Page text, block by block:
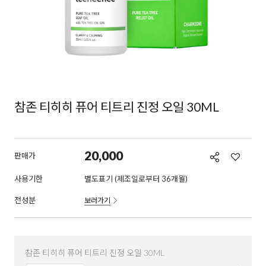
참존 티히히 퓨어 티트리 진정 오일 30ML
판매가 20,000
사용기한 별도표기 (제조일로부터 36개월)
전성분 보러가기
참존 티히히 퓨어 티트리 진정 오일 30ML